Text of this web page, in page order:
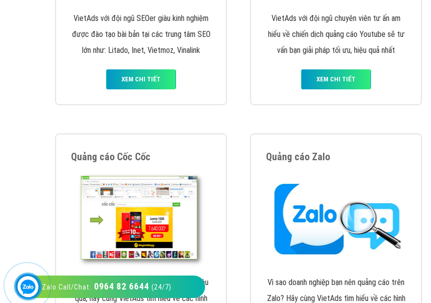
Zalo Call/Chat: 0964 82 6644 (24/7)
Công ty SEO Website
VietAds với đội ngũ SEOer giàu kinh nghiệm
được đào tạo bài bản tại các trung tâm SEO
lớn như: Litado, Inet, Vietmoz, Vinalink
XEM CHI TIẾT
Quảng cáo Youtube
hiểu về chiến dịch quảng cáo Youtube sẽ tư
vấn bạn giải pháp tối ưu, hiệu quả nhất
XEM CHI TIẾT